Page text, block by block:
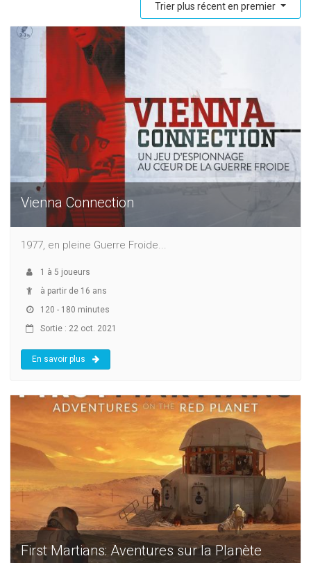
Trier plus récent en premier
Vienna Connection
1977, en pleine Guerre Froide...
1 à 5 joueurs
à partir de 16 ans
120 - 180 minutes
Sortie : 22 oct. 2021
En savoir plus
First Martians: Aventures sur la Planète